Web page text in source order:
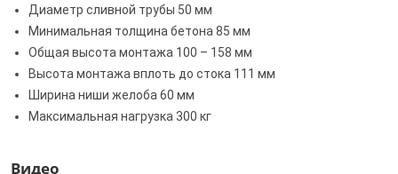
Диаметр сливной трубы 50 мм
Минимальная толщина бетона 85 мм
Общая высота монтажа 100 – 158 мм
Высота монтажа вплоть до стока 111 мм
Ширина ниши желоба 60 мм
Максимальная нагрузка 300 кг
Видео